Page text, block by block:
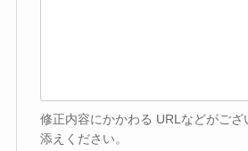
修正内容にかかわる URLなどがござ
添えください。